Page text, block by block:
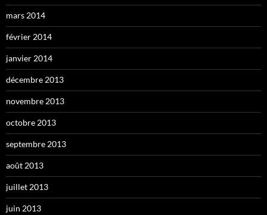
mars 2014
février 2014
janvier 2014
décembre 2013
novembre 2013
octobre 2013
septembre 2013
août 2013
juillet 2013
juin 2013